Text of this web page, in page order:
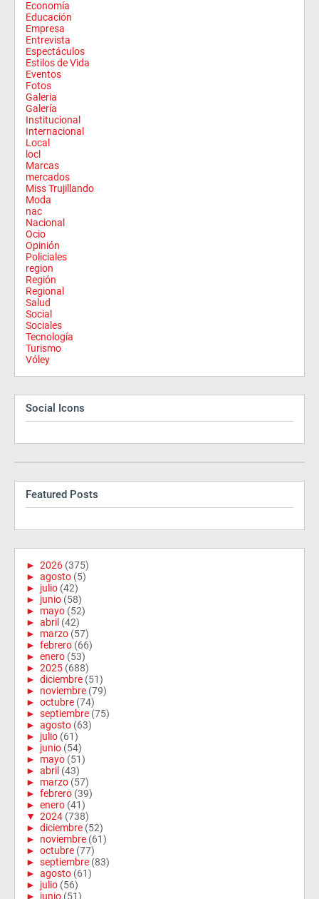
Economía
Educación
Empresa
Entrevista
Espectáculos
Estilos de Vida
Eventos
Fotos
Galeria
Galería
Institucional
Internacional
Local
locl
Marcas
mercados
Miss Trujillando
Moda
nac
Nacional
Ocio
Opinión
Policiales
region
Región
Regional
Salud
Social
Sociales
Tecnología
Turismo
Vóley
Social Icons
Featured Posts
► 2026 (375)
► agosto (5)
► julio (42)
► junio (58)
► mayo (52)
► abril (42)
► marzo (57)
► febrero (66)
► enero (53)
► 2025 (688)
► diciembre (51)
► noviembre (79)
► octubre (74)
► septiembre (75)
► agosto (63)
► julio (61)
► junio (54)
► mayo (51)
► abril (43)
► marzo (57)
► febrero (39)
► enero (41)
▼ 2024 (738)
► diciembre (52)
► noviembre (61)
► octubre (77)
► septiembre (83)
► agosto (61)
► julio (56)
► junio (51)